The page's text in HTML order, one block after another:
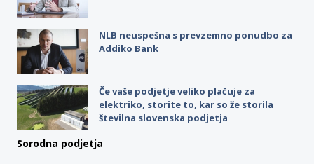
NLB neuspešna s prevzemno ponudbo za
Addiko Bank
Če vaše podjetje veliko plačuje za
elektriko, storite to, kar so že storila
številna slovenska podjetja
Sorodna podjetja